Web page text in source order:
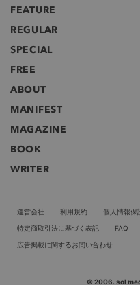
FEATURE
REGULAR
SPECIAL
FREE
ABOUT
MANIFEST
MAGAZINE
BOOK
WRITER
運営会社 利用規約 個人情報保
特定商取引法に基づく表記
FAQ
広告掲載に関するお問い合わせ
© 2006. sol